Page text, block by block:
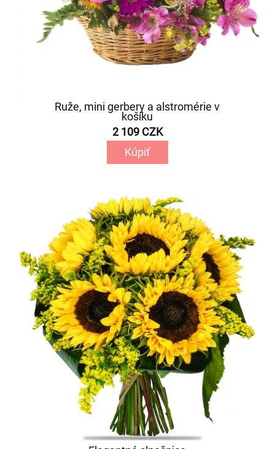
Ruže, mini gerbery a alstromérie v
košíku
2 109 CZK
Kúpiť